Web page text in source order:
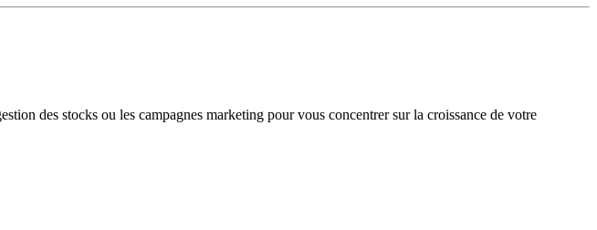
des stocks ou les campagnes marketing pour vous concentrer sur la croissance de votre